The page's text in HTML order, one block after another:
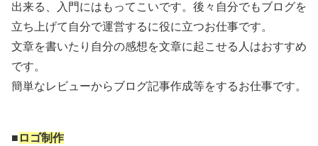
出来る、入門にはもってこいです。後々自分でもブログを
立ち上げて自分で運営するに役に立つお仕事です。
文章を書いたり自分の感想を文章に起こせる人はおすすめ
です。
簡単なレビューからブログ記事作成等をするお仕事です。
■ ロゴ制作